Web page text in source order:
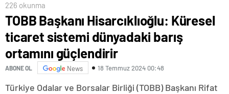
226 okunma
TOBB Başkanı Hisarcıklıoğlu: Küresel
ticaret sistemi dünyadaki barış
ortamını güçlendirir
ABONE OL News 18 Temmuz 2024 00:48
Türkiye Odalar ve Borsalar Birliği (TOBB) Başkanı Rifat